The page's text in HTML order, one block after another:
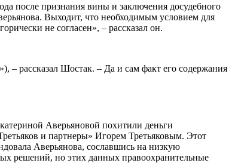
после признания вины и заключения досудебного
Выходит, что необходимым условием для
не согласен», – рассказал он.
– рассказал Шостак. – Да и сам факт его содержания
Аверьяновой похитили деньги
и партнеры» Игорем Третьяковым. Этот
Аверьянова, сославшись на низкую
решений, но этих данных правоохранительные